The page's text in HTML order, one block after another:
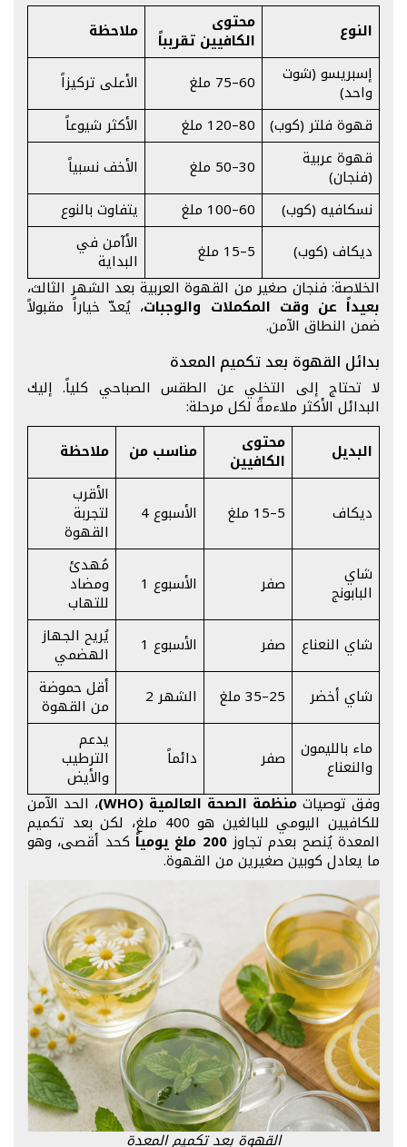
النوع
محتوى
الكافيين تقريباً
ملاحظة
إسبريسو (شوت
واحد) 60–75 ملغ
الأعلى تركيزاً
قهوة فلتر (كوب)
80–120 ملغ
الأكثر شيوعاً
قهوة عربية
(فنجان) 30–50 ملغ
الأخف نسبياً
نسكافيه (كوب)
60–100 ملغ
يتفاوت بالنوع
ديكاف (كوب)
5–15 ملغ الأآمن في
البداية
الخلاصة: فنجان صغير من القهوة العربية بعد الشهر الثالث،
بعيداً عن وقت المكملات والوجبات، يُعدّ خياراً مقبولاً
ضمن النطاق الآمن.
بدائل القهوة بعد تكميم المعدة
لا تحتاج إلى التخلي عن الطقس الصباحي كلياً. إليك
البدائل الأكثر ملاءمةً لكل مرحلة:
البديل
محتوى
الكافيين مناسب من ملاحظة
ديكاف 5–15 ملغ الأسبوع 4
الأقرب
لتجربة
القهوة
شاي
البابونج صفر الأسبوع 1
مُهدئ
ومضاد
للتهاب
شاي النعناع
صفر الأسبوع 1 يُريح الجهاز
الهضمي
شاي أخضر
25–35 ملغ الشهر 2 أقل حموضة
من القهوة
ماء بالليمون
والنعناع صفر دائماً
يدعم
الترطيب
والأيض
وفق توصيات منظمة الصحة العالمية (WHO) ، الحد الآمن
للكافيين اليومي للبالغين هو 400 ملغ، لكن بعد تكميم
المعدة يُنصح بعدم تجاوز200 ملغ يومياً كحد أقصى، وهو
ما يعادل كوبين صغيرين من القهوة.
القهوة بعد تكميم المعدة